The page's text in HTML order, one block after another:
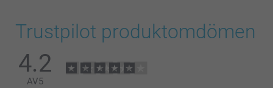
Trustpilot produktomdömen
4.2
AV5